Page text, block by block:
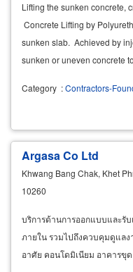
Lifting the sunken concrete,
Concrete Lifting by
sunken slab. Achieved by
sunken or uneven concrete
Category :Contractors-
Argasa Co Ltd
Khwang Bang Chak, Khet
10260
บริการด้านการออกแบบและรั
ภายใน รวมไปถึงควบคุมดูแล
อาศัย คอนโดมิเนียม อาคารขุ